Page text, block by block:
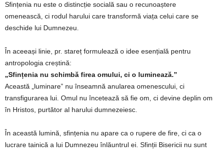
Sfințenia nu este o distincție socială sau o recunoaștere
omenească, ci rodul harului care transformă viața celui care se
deschide lui Dumnezeu.
În aceeași linie, pr. stareț formulează o idee esențială pentru
antropologia creștină:
„Sfințenia nu schimbă firea omului, ci o luminează.”
Această „luminare” nu înseamnă anularea omenescului, ci
transfigurarea lui. Omul nu încetează să fie om, ci devine deplin om
în Hristos, purtător al harului dumnezeiesc.
În această lumină, sfințenia nu apare ca o rupere de fire, ci ca o
lucrare tainică a lui Dumnezeu înlăuntrul ei. Sfinții Bisericii nu sunt